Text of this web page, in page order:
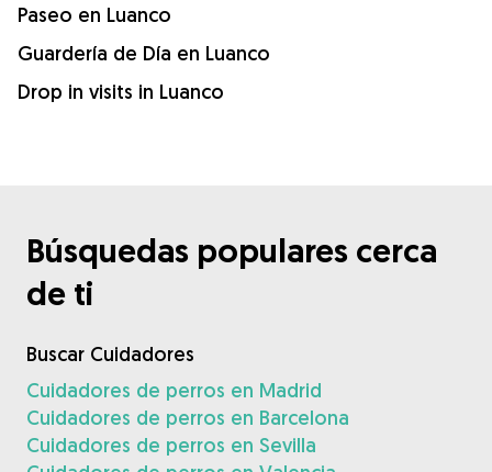
Paseo en Luanco
Guardería de Día en Luanco
Drop in visits in Luanco
Búsquedas populares cerca
de ti
Buscar Cuidadores
Cuidadores de perros en Madrid
Cuidadores de perros en Barcelona
Cuidadores de perros en Sevilla